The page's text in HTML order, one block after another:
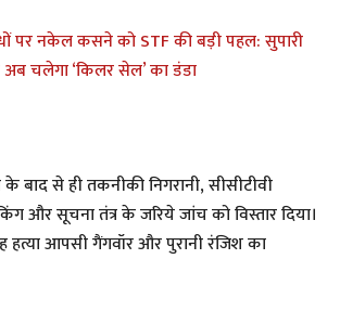
पर नकेल कसने को STF की बड़ी पहल: सुपारी
चलेगा ‘किलर सेल’ का डंडा
बाद से ही तकनीकी निगरानी, सीसीटीवी
और सूचना तंत्र के जरिये जांच को विस्तार दिया।
हत्या आपसी गैंगवॉर और पुरानी रंजिश का